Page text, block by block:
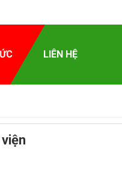
LIÊN HỆ